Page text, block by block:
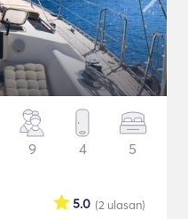
9 4 5
(2 ulasan)
5.0